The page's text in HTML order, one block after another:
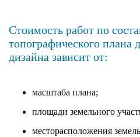
Стоимость работ по
топографического плана
дизайна зависит от:
масштаба плана;
площади земельного
месторасположения